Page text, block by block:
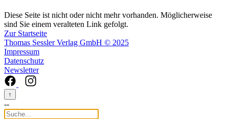
Diese Seite ist nicht oder nicht mehr vorhanden. Möglicherweise
sind Sie einem veralteten Link gefolgt.
Zur Startseite
Thomas Sessler Verlag GmbH © 2025
Impressum
Datenschutz
Newsletter
↑
--